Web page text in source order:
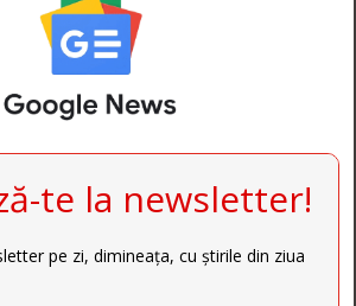
te la newsletter!
pe zi, dimineața, cu știrile din ziua